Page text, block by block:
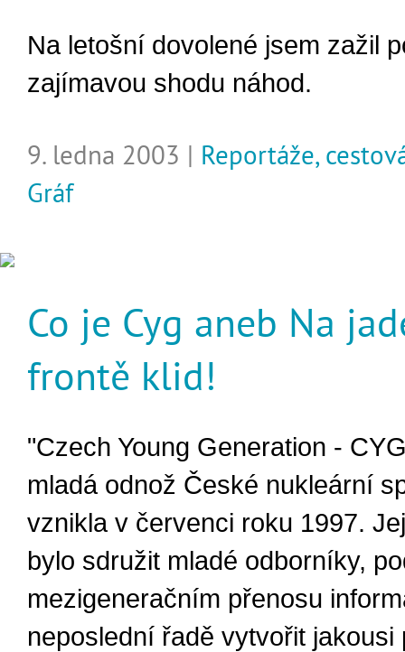
Na letošní dovolené jsem zažil
zajímavou shodu náhod.
9. ledna 2003 | Reportáže,
Gráf
Co je Cyg aneb Na
frontě klid!
"Czech Young Generation -
mladá odnož České nukleární
vznikla v červenci roku 1997.
bylo sdružit mladé odborníky,
mezigeneračním přenosu
neposlední řadě vytvořit jakousi